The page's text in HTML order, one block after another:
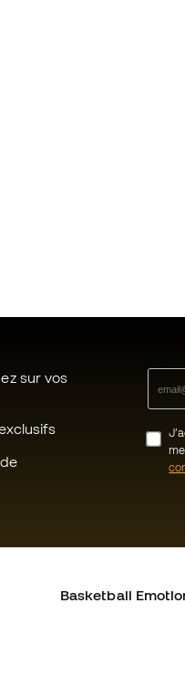
sur vos
Basketball